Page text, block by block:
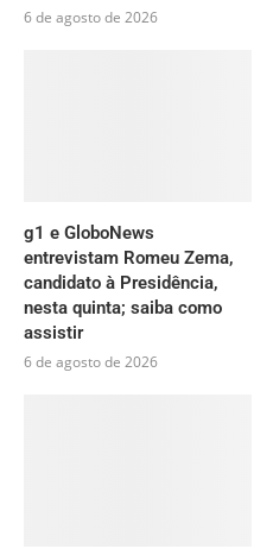
6 de agosto de 2026
g1 e GloboNews
entrevistam Romeu Zema,
candidato à Presidência,
nesta quinta; saiba como
assistir
6 de agosto de 2026